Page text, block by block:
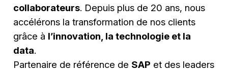
collaborateurs. Depuis plus de 20 ans, nous
accélérons la transformation de nos clients
grâce à l’innovation, la technologie et la
data.
Partenaire de référence de SAP et des leaders